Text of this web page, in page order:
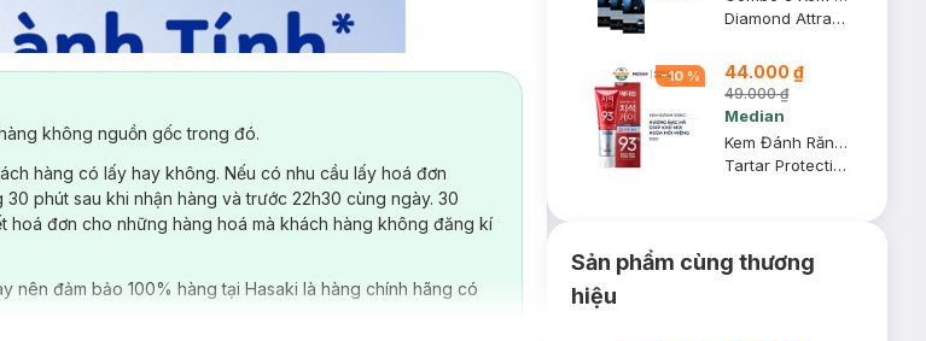
không nguồn gốc trong đó.
hàng có lấy hay không. Nếu có nhu cầu lấy hoá đơn
phút sau khi nhận hàng và trước 22h30 cùng ngày. 30
hoá đơn cho những hàng hoá mà khách hàng không đăng kí
nên đảm bảo 100% hàng tại Hasaki là hàng chính hãng có
Diamond Attraction
-10 % 44.000 ₫
49.000 ₫
Median
Kem Đánh Răng Median IQ 93% Trắng Răng Màu Đỏ 120g
Tartar Protection Toothpaste - Fresh Breath
Sản phẩm cùng thương
hiệu